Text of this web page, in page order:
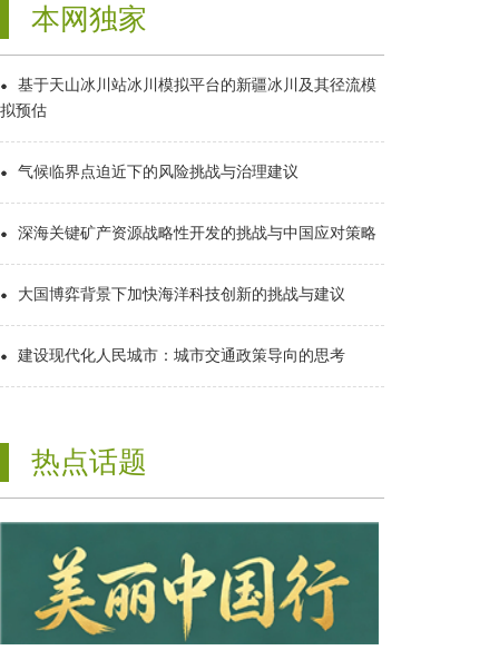
本网独家
基于天山冰川站冰川模拟平台的新疆冰川及其径流模
拟预估
气候临界点迫近下的风险挑战与治理建议
深海关键矿产资源战略性开发的挑战与中国应对策略
大国博弈背景下加快海洋科技创新的挑战与建议
建设现代化人民城市：城市交通政策导向的思考
热点话题